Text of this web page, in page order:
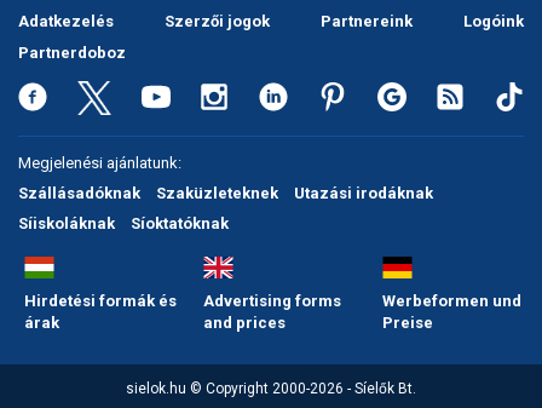
Adatkezelés
Szerzői jogok Partnereink
Logóink
Partnerdoboz
Megjelenési ajánlatunk:
Szállásadóknak
Szaküzleteknek
Utazási irodáknak
Síiskoláknak
Síoktatóknak
Hirdetési formák és
árak
Advertising forms
and prices
Werbeformen und
Preise
sielok.hu © Copyright 2000-2026 - Síelők Bt.